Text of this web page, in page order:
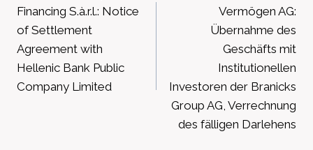
Financing S.à.r.l.: Notice
of Settlement
Agreement with
Hellenic Bank Public
Company Limited
Vermögen AG:
Übernahme des
Geschäfts mit
Institutionellen
Investoren der Branicks
Group AG, Verrechnung
des fälligen Darlehens